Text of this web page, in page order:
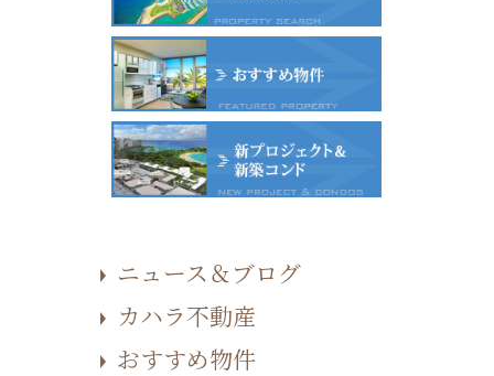
ニュース＆ブログ
カハラ不動産
おすすめ物件